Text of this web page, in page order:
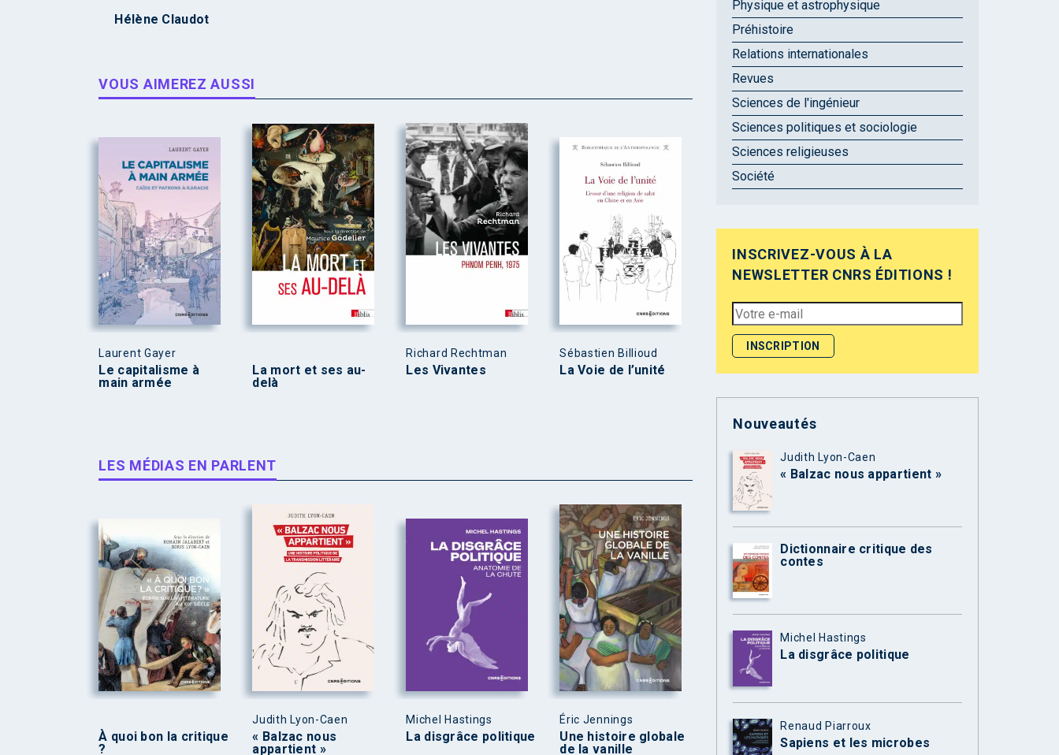
Hélène Claudot
VOUS AIMEREZ AUSSI
Laurent Gayer
Le capitalisme à
main armée
La mort et ses au-
delà
Richard Rechtman
Les Vivantes
Sébastien Billioud
La Voie de l’unité
LES MÉDIAS EN PARLENT
À quoi bon la critique
?
Judith Lyon-Caen
« Balzac nous
appartient »
Michel Hastings
La disgrâce politique
Éric Jennings
Une histoire globale
de la vanille
Physique et astrophysique
Préhistoire
Relations internationales
Revues
Sciences de l'ingénieur
Sciences politiques et sociologie
Sciences religieuses
Société
INSCRIVEZ-VOUS À LA
NEWSLETTER CNRS ÉDITIONS !
Nouveautés
Judith Lyon-Caen
« Balzac nous appartient »
Dictionnaire critique des
contes
Michel Hastings
La disgrâce politique
Renaud Piarroux
Sapiens et les microbes